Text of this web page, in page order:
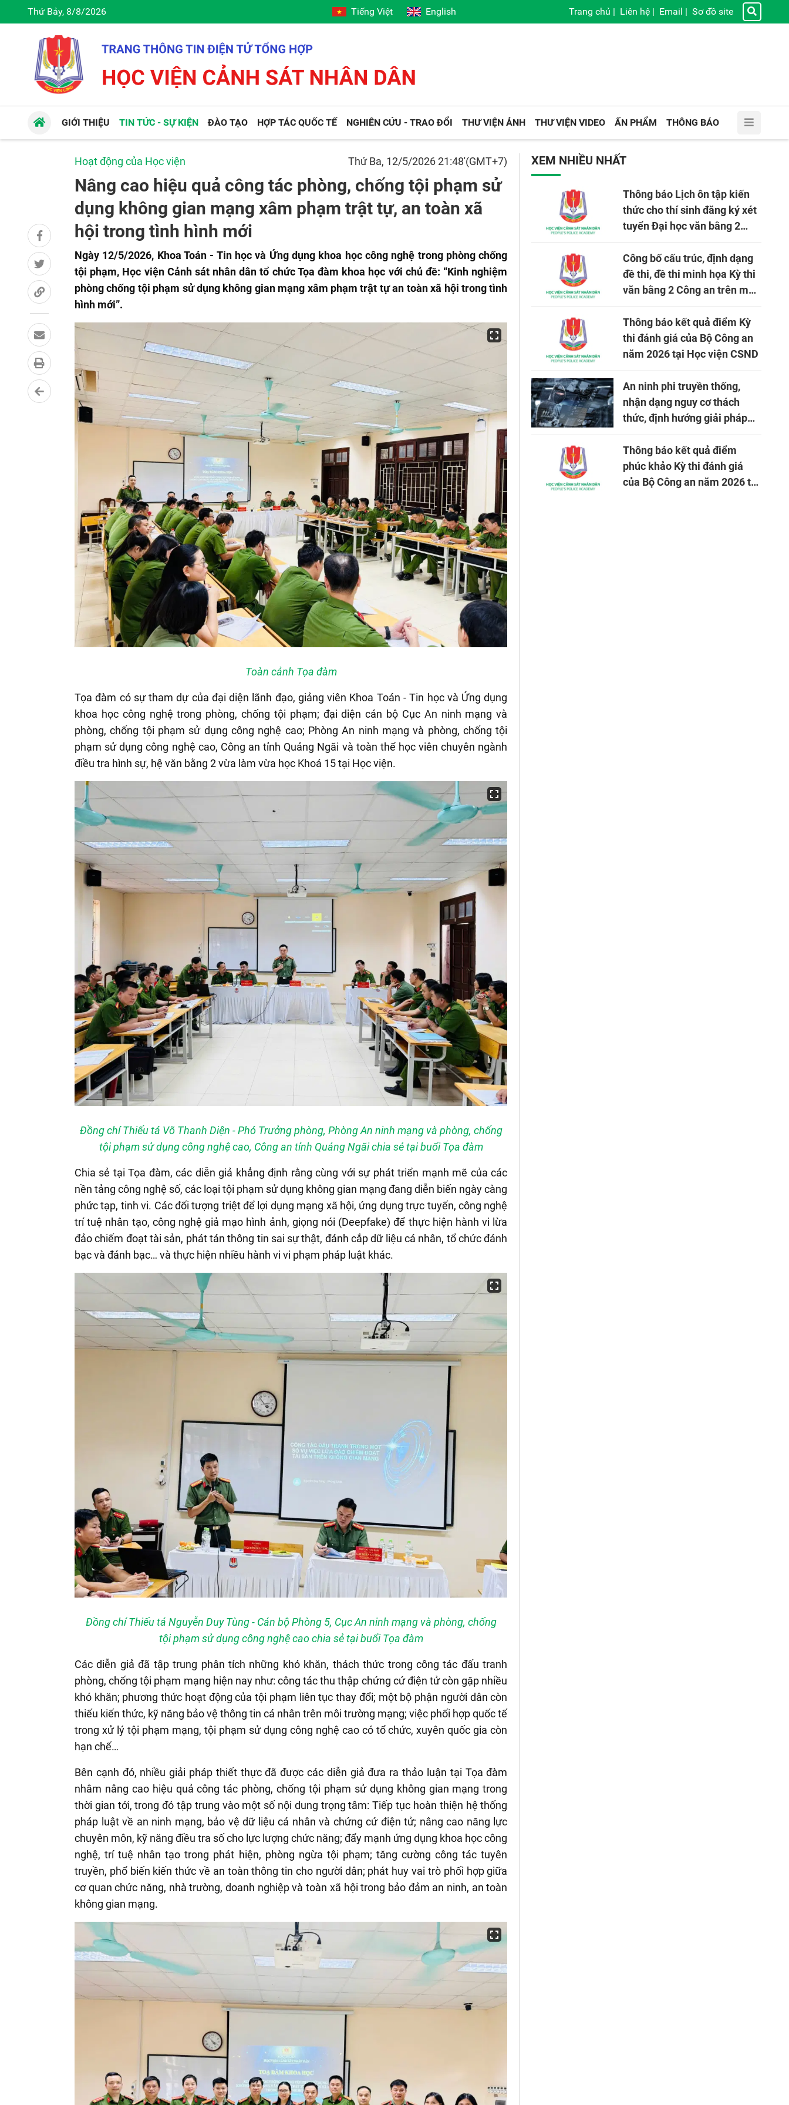
Thứ Bảy, 8/8/2026 Tiếng Việt English Trang chủ | Liên hệ | Email | Sơ đồ site
GIỚI THIỆU TIN TỨC - SỰ KIỆN ĐÀO TẠO HỢP TÁC QUỐC TẾ NGHIÊN CỨU - TRAO ĐỔI THƯ VIỆN ẢNH THƯ VIỆN VIDEO ẤN PHẨM THÔNG BÁO
Hoạt động của Học viện Thứ Ba, 12/5/2026 21:48'(GMT+7)
Nâng cao hiệu quả công tác phòng, chống tội phạm sử
dụng không gian mạng xâm phạm trật tự, an toàn xã
hội trong tình hình mới
Ngày 12/5/2026, Khoa Toán - Tin học và Ứng dụng khoa học công nghệ trong phòng chống
tội phạm, Học viện Cảnh sát nhân dân tổ chức Tọa đàm khoa học với chủ đề: “Kinh nghiệm
phòng chống tội phạm sử dụng không gian mạng xâm phạm trật tự an toàn xã hội trong tình
hình mới”.
Toàn cảnh Tọa đàm
Tọa đàm có sự tham dự của đại diện lãnh đạo, giảng viên Khoa Toán - Tin học và Ứng dụng
khoa học công nghệ trong phòng, chống tội phạm; đại diện cán bộ Cục An ninh mạng và
phòng, chống tội phạm sử dụng công nghệ cao; Phòng An ninh mạng và phòng, chống tội
phạm sử dụng công nghệ cao, Công an tỉnh Quảng Ngãi và toàn thể học viên chuyên ngành
điều tra hình sự, hệ văn bằng 2 vừa làm vừa học Khoá 15 tại Học viện.
Đồng chí Thiếu tá Võ Thanh Diện - Phó Trưởng phòng, Phòng An ninh mạng và phòng, chống
tội phạm sử dụng công nghệ cao, Công an tỉnh Quảng Ngãi chia sẻ tại buổi Tọa đàm
Chia sẻ tại Tọa đàm, các diễn giả khẳng định rằng cùng với sự phát triển mạnh mẽ của các
nền tảng công nghệ số, các loại tội phạm sử dụng không gian mạng đang diễn biến ngày càng
phức tạp, tinh vi. Các đối tượng triệt để lợi dụng mạng xã hội, ứng dụng trực tuyến, công nghệ
trí tuệ nhân tạo, công nghệ giả mạo hình ảnh, giọng nói (Deepfake) để thực hiện hành vi lừa
đảo chiếm đoạt tài sản, phát tán thông tin sai sự thật, đánh cắp dữ liệu cá nhân, tổ chức đánh
bạc và đánh bạc… và thực hiện nhiều hành vi vi phạm pháp luật khác.
Đồng chí Thiếu tá Nguyễn Duy Tùng - Cán bộ Phòng 5, Cục An ninh mạng và phòng, chống
tội phạm sử dụng công nghệ cao chia sẻ tại buổi Tọa đàm
Các diễn giả đã tập trung phân tích những khó khăn, thách thức trong công tác đấu tranh
phòng, chống tội phạm mạng hiện nay như: công tác thu thập chứng cứ điện tử còn gặp nhiều
khó khăn; phương thức hoạt động của tội phạm liên tục thay đổi; một bộ phận người dân còn
thiếu kiến thức, kỹ năng bảo vệ thông tin cá nhân trên môi trường mạng; việc phối hợp quốc tế
trong xử lý tội phạm mạng, tội phạm sử dụng công nghệ cao có tổ chức, xuyên quốc gia còn
hạn chế…
Bên cạnh đó, nhiều giải pháp thiết thực đã được các diễn giả đưa ra thảo luận tại Tọa đàm
nhằm nâng cao hiệu quả công tác phòng, chống tội phạm sử dụng không gian mạng trong
thời gian tới, trong đó tập trung vào một số nội dung trọng tâm: Tiếp tục hoàn thiện hệ thống
pháp luật về an ninh mạng, bảo vệ dữ liệu cá nhân và chứng cứ điện tử; nâng cao năng lực
chuyên môn, kỹ năng điều tra số cho lực lượng chức năng; đẩy mạnh ứng dụng khoa học công
nghệ, trí tuệ nhân tạo trong phát hiện, phòng ngừa tội phạm; tăng cường công tác tuyên
truyền, phổ biến kiến thức về an toàn thông tin cho người dân; phát huy vai trò phối hợp giữa
cơ quan chức năng, nhà trường, doanh nghiệp và toàn xã hội trong bảo đảm an ninh, an toàn
không gian mạng.
XEM NHIỀU NHẤT
Thông báo Lịch ôn tập kiến
thức cho thí sinh đăng ký xét
tuyển Đại học văn bằng 2
tuyển mới, mở tại Học viện
CSND năm học 2026 - 2027
Công bố cấu trúc, định dạng
đề thi, đề thi minh họa Kỳ thi
văn bằng 2 Công an trên máy
tính
Thông báo kết quả điểm Kỳ
thi đánh giá của Bộ Công an
năm 2026 tại Học viện CSND
An ninh phi truyền thống,
nhận dạng nguy cơ thách
thức, định hướng giải pháp
đảm bảo an ninh quốc gia
trong tình hình hiện nay
Thông báo kết quả điểm
phúc khảo Kỳ thi đánh giá
của Bộ Công an năm 2026 tại